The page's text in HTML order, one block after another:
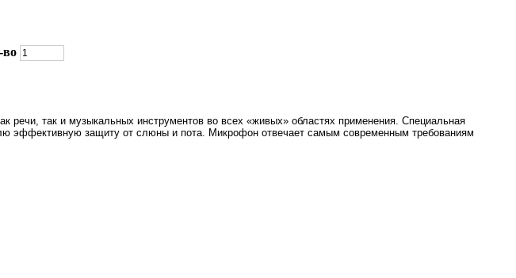
во
так и музыкальных инструментов во всех «живых» областях применения. Cпециальная
эффективную защиту от слюны и пота. Микрофон отвечает самым современным требованиям